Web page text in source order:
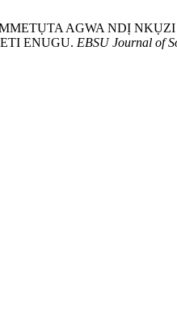
MMETỤTA AGWA NDỊ
ENUGU. EBSU Journal of